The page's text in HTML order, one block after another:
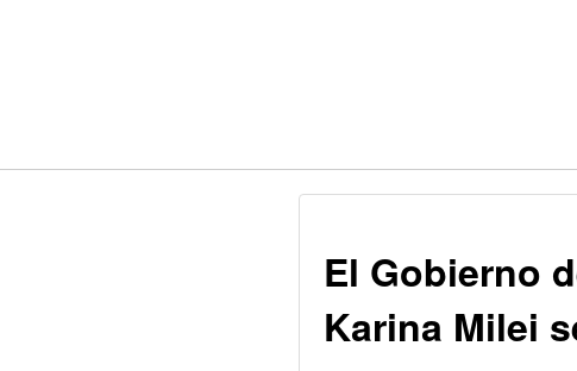
El Gobierno
Karina Milei